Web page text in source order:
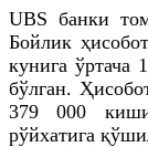
UBS банки
Бойлик
кунига ўртача
бўлган.
379 000
рўйхатига